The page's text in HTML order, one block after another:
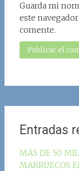
Guarda mi
este
comente.
Entradas
MÁS DE 50
MARRUECOS